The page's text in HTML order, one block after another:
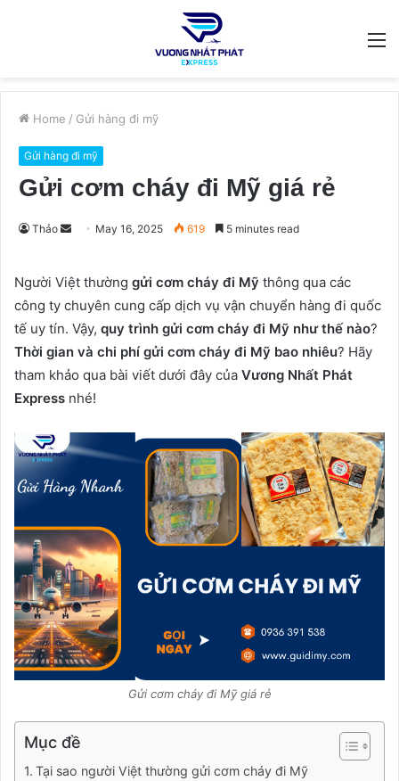
Home / Gửi hàng đi mỹ
Gửi hàng đi mỹ
Gửi cơm cháy đi Mỹ giá rẻ
Thảo
Send May 16, 2025 619 5 minutes read
Người Việt thường gửi cơm cháy đi Mỹ thông qua các
công ty chuyên cung cấp dịch vụ vận chuyển hàng đi quốc
tế uy tín. Vậy, quy trình gửi cơm cháy đi Mỹ như thế nào?
Thời gian và chi phí gửi cơm cháy đi Mỹ bao nhiêu? Hãy
tham khảo qua bài viết dưới đây của Vương Nhất Phát
Express nhé!
Gửi cơm cháy đi Mỹ giá rẻ
Mục đề
Tại sao người Việt thường gửi cơm cháy đi Mỹ